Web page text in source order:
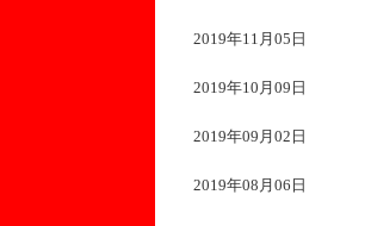
2019年11月05日
2019年10月09日
2019年09月02日
2019年08月06日